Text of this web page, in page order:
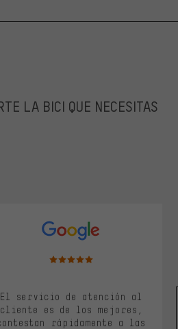
LA BICI QUE NECESITAS
Valoración media: 5 de 5
El servicio de atención al
cliente es de los mejores,
rápidamente a las